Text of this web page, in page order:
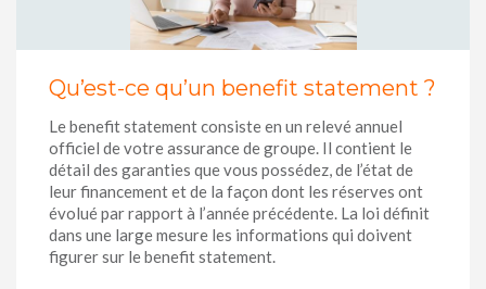
Qu’est-ce qu’un benefit statement ?
Le benefit statement consiste en un relevé annuel
officiel de votre assurance de groupe. Il contient le
détail des garanties que vous possédez, de l’état de
leur financement et de la façon dont les réserves ont
évolué par rapport à l’année précédente. La loi définit
dans une large mesure les informations qui doivent
figurer sur le benefit statement.